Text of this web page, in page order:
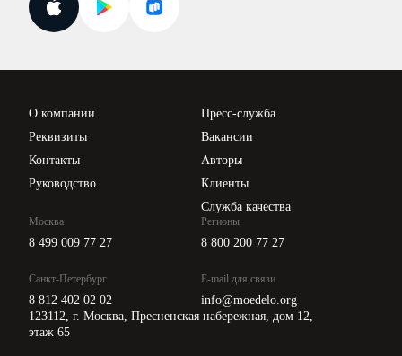
Поиск ответа на вопрос
Новости законодательства
О компании
Реквизиты
Контакты
Руководство
Пресс-служба
Вакансии
Авторы
Клиенты
Служба качества
Москва
8 499 009 77 27
Санкт-Петербург
8 812 402 02 02
Регионы
8 800 200 77 27
E-mail для связи
info@moedelo.org
123112, г. Москва, Пресненская набережная, дом 12,
этаж 65